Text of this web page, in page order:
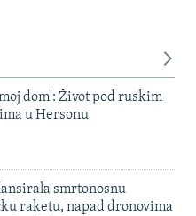
dom': Život pod ruskim
u Hersonu
smrtonosnu
raketu, napad dronovima